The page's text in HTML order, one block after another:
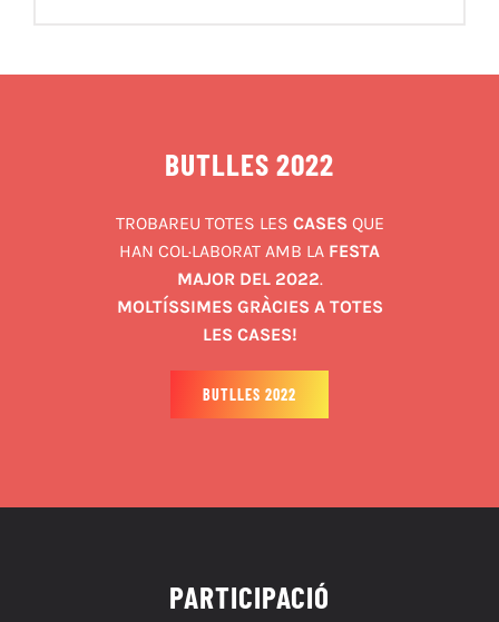
BUTLLES 2022
TROBAREU TOTES LES CASES QUE
HAN COL·LABORAT AMB LA FESTA
MAJOR DEL 2022.
MOLTÍSSIMES GRÀCIES A TOTES
LES CASES!
BUTLLES 2022
PARTICIPACIÓ